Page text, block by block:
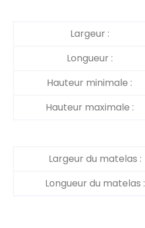
Largeur :
Longueur :
Hauteur minimale :
Hauteur maximale :
Largeur du matelas :
Longueur du matelas :